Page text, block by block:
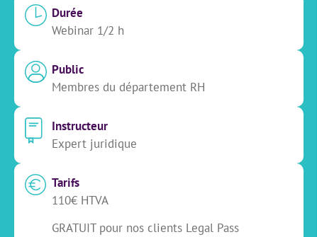
Durée
Webinar 1/2 h
Public
Membres du département RH
Instructeur
Expert juridique
Tarifs
110€ HTVA
GRATUIT pour nos clients Legal Pass